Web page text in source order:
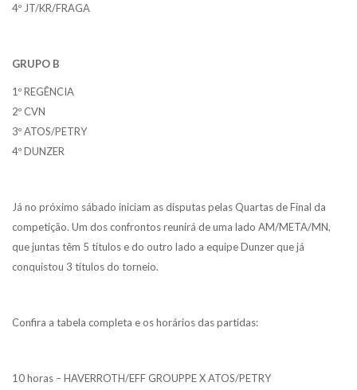
4º JT/KR/FRAGA
GRUPO B
1º REGÊNCIA
2º CVN
3º ATOS/PETRY
4º DUNZER
Já no próximo sábado iniciam as disputas pelas Quartas de Final da
competição. Um dos confrontos reunirá de uma lado AM/META/MN,
que juntas têm 5 títulos e do outro lado a equipe Dunzer que já
conquistou 3 títulos do torneio.
Confira a tabela completa e os horários das partidas:
10 horas – HAVERROTH/EFF GROUPPE X ATOS/PETRY